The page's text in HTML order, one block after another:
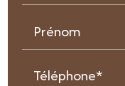
Prénom
Téléphone*